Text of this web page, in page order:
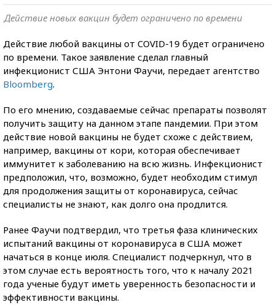
Действие новых вакцин будет ограничено по времени
Действие любой вакцины от COVID-19 будет ограничено
по времени. Такое заявление сделал главный
инфекционист США Энтони Фаучи, передает агентство
Bloomberg.
По его мнению, создаваемые сейчас препараты позволят
получить защиту на данном этапе пандемии. При этом
действие новой вакцины не будет схоже с действием,
например, вакцины от кори, которая обеспечивает
иммунитет к заболеванию на всю жизнь. Инфекционист
предположил, что, возможно, будет необходим стимул
для продолжения защиты от коронавируса, сейчас
специалисты не знают, как долго она продлится.
Ранее Фаучи подтвердил, что третья фаза клинических
испытаний вакцины от коронавируса в США может
начаться в конце июля. Специалист подчеркнул, что в
этом случае есть вероятность того, что к началу 2021
года ученые будут иметь уверенность безопасности и
эффективности вакцины.